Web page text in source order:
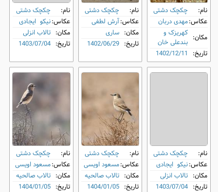
نام:
چکچک دشتی
عکاس:مهدی دربان
مکان: کهریزک و
بندعلی خان
تاریخ: 1402/12/11
نام:
چکچک دشتی
عکاس:آرش لطفی
مکان: ساری
تاریخ: 1402/06/29
نام:
چکچک دشتی
عکاس:نیکو ایجادی
مکان: تالاب انزلی
تاریخ: 1403/07/04
نام:
چکچک دشتی
عکاس:نیکو ایجادی
مکان: تالاب انزلی
تاریخ: 1403/07/04
نام:
چکچک دشتی
عکاس:مسعود اویسی
مکان: تالاب صالحیه
تاریخ: 1404/01/05
نام:
چکچک دشتی
عکاس:مسعود اویسی
مکان: تالاب صالحیه
تاریخ: 1404/01/05